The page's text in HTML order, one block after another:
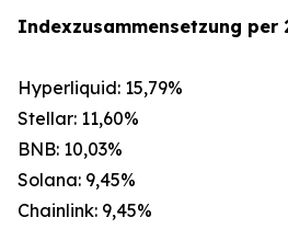
Indexzusammensetzung per
Hyperliquid: 15,79%
Stellar: 11,60%
BNB: 10,03%
Solana: 9,45%
Chainlink: 9,45%